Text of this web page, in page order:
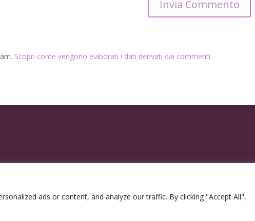
ads or content, and analyze our traffic. By clicking "Accept All",
Scopri come vengono elaborati i dati derivati dai commenti.